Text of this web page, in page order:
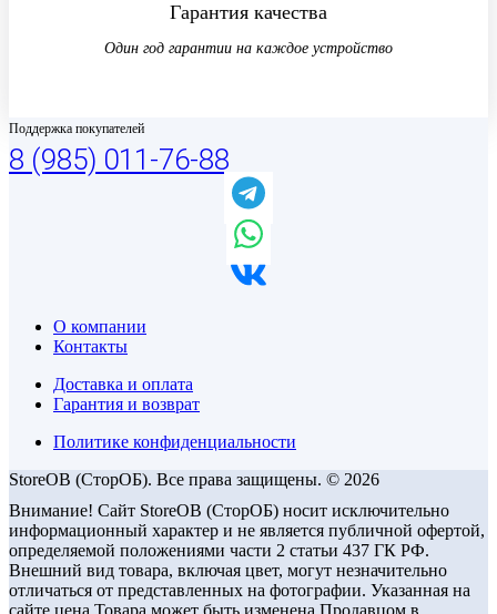
Гарантия качества
Один год гарантии на каждое устройство
Поддержка покупателей
8 (985) 011-76-88
О компании
Контакты
Доставка и оплата
Гарантия и возврат
Политике конфиденциальности
StoreOB (CторОБ). Все права защищены. © 2026
Внимание! Сайт StoreOB (СторОБ) носит исключительно
информационный характер и не является публичной офертой,
определяемой положениями части 2 статьи 437 ГК РФ.
Внешний вид товара, включая цвет, могут незначительно
отличаться от представленных на фотографии. Указанная на
сайте цена Товара может быть изменена Продавцом в